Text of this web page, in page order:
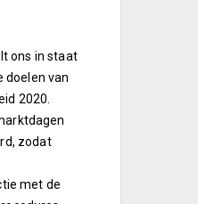
ons in staat
doelen van
2020.
zodat
met de